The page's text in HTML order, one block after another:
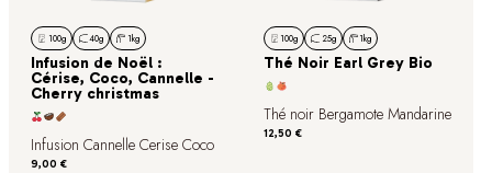
100g 40g 1kg
Infusion de Noël :
Cérise, Coco, Cannelle -
Cherry christmas
Infusion Cannelle Cerise Coco
Prix
9,00 €
100g 25g 1kg
Thé Noir Earl Grey Bio
Thé noir Bergamote Mandarine
Prix
12,50 €